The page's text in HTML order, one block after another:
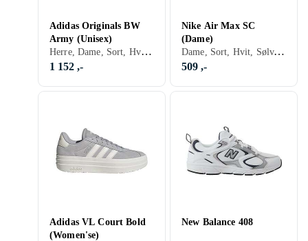
Adidas Originals BW
Army (Unisex)
Herre, Dame, Sort, Hvit, Sølv, Grå, Brun, Blå, Rød, Gul, Beige, Khaki, Lisser
1 152 ,-
Nike Air Max SC
(Dame)
Dame, Sort, Hvit, Sølv, Grå, Turkis, Brun, Blå, Rød, Oransje, Grønn, Beige, Rosa, Lisser, Nike Air Max
509 ,-
Adidas VL Court Bold
(Women'se)
New Balance 408